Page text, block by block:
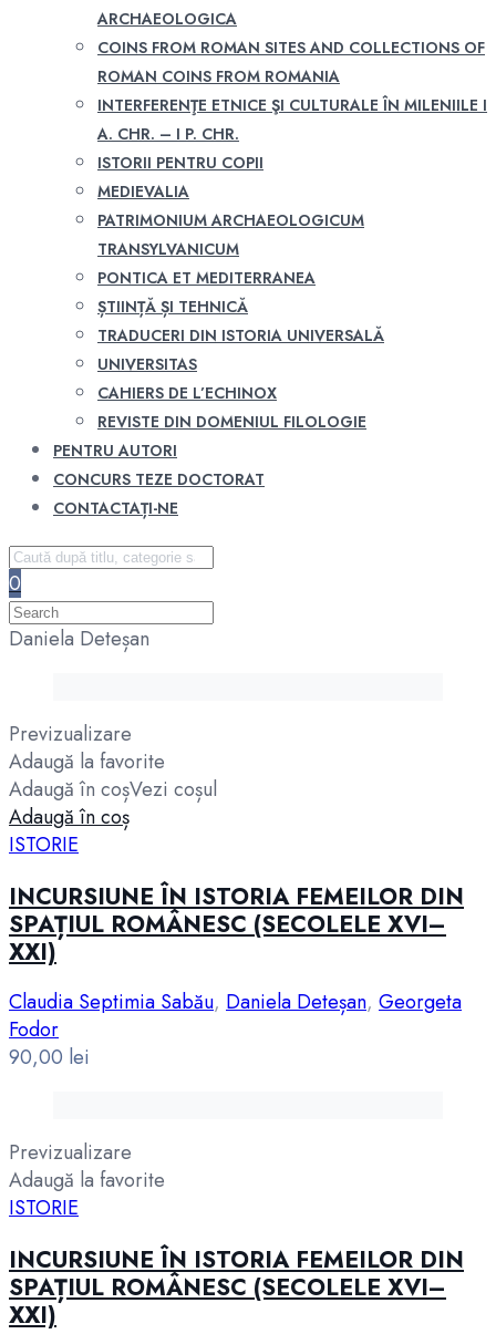
ARCHAEOLOGICA
COINS FROM ROMAN SITES AND COLLECTIONS OF
ROMAN COINS FROM ROMANIA
INTERFERENŢE ETNICE ŞI CULTURALE ÎN MILENIILE I
A. CHR. – I P. CHR.
ISTORII PENTRU COPII
MEDIEVALIA
PATRIMONIUM ARCHAEOLOGICUM
TRANSYLVANICUM
PONTICA ET MEDITERRANEA
ȘTIINȚĂ ȘI TEHNICĂ
TRADUCERI DIN ISTORIA UNIVERSALĂ
UNIVERSITAS
CAHIERS DE L’ECHINOX
REVISTE DIN DOMENIUL FILOLOGIE
PENTRU AUTORI
CONCURS TEZE DOCTORAT
CONTACTAȚI-NE
0
Daniela Deteșan
Previzualizare
Adaugă la favorite
Adaugă în coșVezi coșul
Adaugă în coș
ISTORIE
INCURSIUNE ÎN ISTORIA FEMEILOR DIN
SPAȚIUL ROMÂNESC (SECOLELE XVI–
XXI)
Claudia Septimia Sabău, Daniela Deteșan, Georgeta
Fodor
90,00 lei
Previzualizare
Adaugă la favorite
ISTORIE
INCURSIUNE ÎN ISTORIA FEMEILOR DIN
SPAȚIUL ROMÂNESC (SECOLELE XVI–
XXI)